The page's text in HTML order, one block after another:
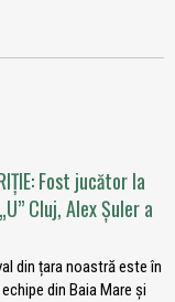
Fost jucător la
Cluj, Alex Șuler a
din țara noastră este în
din Baia Mare și